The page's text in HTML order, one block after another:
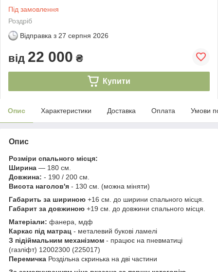
Під замовлення
Роздріб
Відправка з 27 серпня 2026
від 22 000 ₴
Купити
Опис Характеристики Доставка Оплата Умови
Опис
Розміри спального місця:
Ширина — 180 см.
Довжина: - 190 / 200 см.
Висота наголов'я - 130 см. (можна міняти)
Габарить за шириною +16 см. до ширини спального місця.
Габарит за довжиною +19 см. до довжини спального місця.
Матеріали: фанера, мдф
Каркас під матрац - металевий букові ламелі
З підіймальним механізмом - працює на пневматиці
(газліфт) 12002300 (225017)
Перемичка Роздільна скринька на дві частини